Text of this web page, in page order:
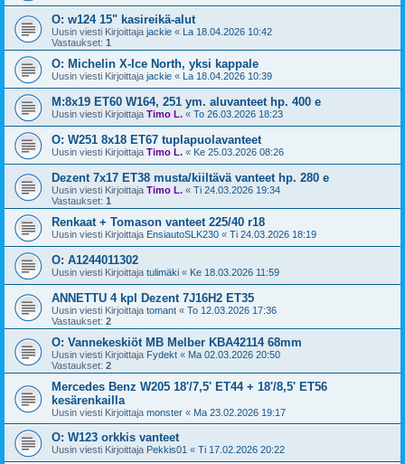
O: w124 15" kasireikä-alut
Uusin viesti Kirjoittaja jackie « La 18.04.2026 10:42
Vastaukset: 1
O: Michelin X-Ice North, yksi kappale
Uusin viesti Kirjoittaja jackie « La 18.04.2026 10:39
M:8x19 ET60 W164, 251 ym. aluvanteet hp. 400 e
Uusin viesti Kirjoittaja Timo L. « To 26.03.2026 18:23
O: W251 8x18 ET67 tuplapuolavanteet
Uusin viesti Kirjoittaja Timo L. « Ke 25.03.2026 08:26
Dezent 7x17 ET38 musta/kiiltävä vanteet hp. 280 e
Uusin viesti Kirjoittaja Timo L. « Ti 24.03.2026 19:34
Vastaukset: 1
Renkaat + Tomason vanteet 225/40 r18
Uusin viesti Kirjoittaja EnsiautoSLK230 « Ti 24.03.2026 18:19
O: A1244011302
Uusin viesti Kirjoittaja tulimäki « Ke 18.03.2026 11:59
ANNETTU 4 kpl Dezent 7J16H2 ET35
Uusin viesti Kirjoittaja tomant « To 12.03.2026 17:36
Vastaukset: 2
O: Vannekeskiöt MB Melber KBA42114 68mm
Uusin viesti Kirjoittaja Fydekt « Ma 02.03.2026 20:50
Vastaukset: 2
Mercedes Benz W205 18'/7,5' ET44 + 18'/8,5' ET56
kesärenkailla
Uusin viesti Kirjoittaja monster « Ma 23.02.2026 19:17
O: W123 orkkis vanteet
Uusin viesti Kirjoittaja Pekkis01 « Ti 17.02.2026 20:22